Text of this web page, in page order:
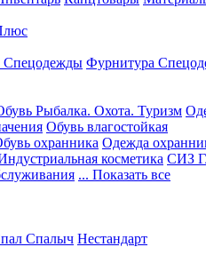
Спецодежды Фурнитура
Рыбалка. Охота. Туризм
Обувь влагостойкая
охранника Одежда
косметика СИЗ
... Показать все
Спалыч Нестандарт